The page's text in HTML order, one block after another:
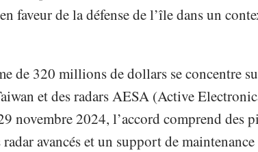
faveur de la défense de l’île dans un
de 320 millions de dollars se concentre
et des radars AESA (Active
novembre 2024, l’accord comprend des
radar avancés et un support de